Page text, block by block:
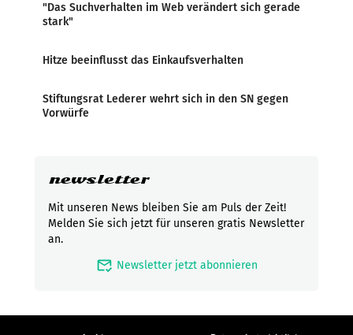
"Das Suchverhalten im Web verändert sich gerade
stark"
Hitze beeinflusst das Einkaufsverhalten
Stiftungsrat Lederer wehrt sich in den SN gegen
Vorwürfe
newsletter
Mit unseren News bleiben Sie am Puls der Zeit!
Melden Sie sich jetzt für unseren gratis Newsletter
an.
mark_email_read Newsletter jetzt abonnieren